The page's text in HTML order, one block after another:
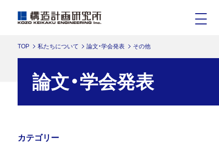
TOP 私たちについて 論文・学会発表 その他
論文・学会発表
カテゴリー